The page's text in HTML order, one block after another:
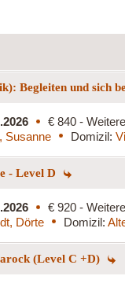
Begleiten und sich
€ 840 -
Susanne Domizil:
- Level D
€ 920 -
Dörte Domizil:
(Level C +D)